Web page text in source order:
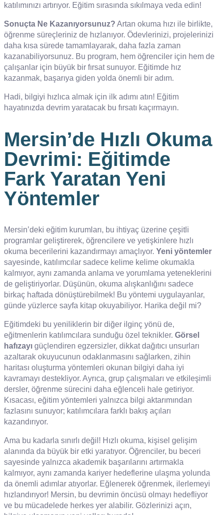
katılımınızı artırıyor. Eğitim sırasında sıkılmaya veda edin!
Sonuçta Ne Kazanıyorsunuz? Artan okuma hızı ile birlikte,
öğrenme süreçleriniz de hızlanıyor. Ödevlerinizi, projelerinizi
daha kısa sürede tamamlayarak, daha fazla zaman
kazanabiliyorsunuz. Bu program, hem öğrenciler için hem de
çalışanlar için büyük bir fırsat sunuyor. Eğitimde hız
kazanmak, başarıya giden yolda önemli bir adım.
Hadi, bilgiyi hızlıca almak için ilk adımı atın! Eğitim
hayatınızda devrim yaratacak bu fırsatı kaçırmayın.
Mersin’de Hızlı Okuma
Devrimi: Eğitimde
Fark Yaratan Yeni
Yöntemler
Mersin’deki eğitim kurumları, bu ihtiyaç üzerine çeşitli
programlar geliştirerek, öğrencilere ve yetişkinlere hızlı
okuma becerilerini kazandırmayı amaçlıyor. Yeni yöntemler
sayesinde, katılımcılar sadece kelime kelime okumakla
kalmıyor, aynı zamanda anlama ve yorumlama yeteneklerini
de geliştiriyorlar. Düşünün, okuma alışkanlığını sadece
birkaç haftada dönüştürebilmek! Bu yöntemi uygulayanlar,
günde yüzlerce sayfa kitap okuyabiliyor. Harika değil mi?
Eğitimdeki bu yeniliklerin bir diğer ilginç yönü de,
eğitmenlerin katılımcılara sunduğu özel teknikler. Görsel
hafızayı güçlendiren egzersizler, dikkat dağıtıcı unsurları
azaltarak okuyucunun odaklanmasını sağlarken, zihin
haritası oluşturma yöntemleri okunan bilgiyi daha iyi
kavramayı destekliyor. Ayrıca, grup çalışmaları ve etkileşimli
dersler, öğrenme sürecini daha eğlenceli hale getiriyor.
Kısacası, eğitim yöntemleri yalnızca bilgi aktarımından
fazlasını sunuyor; katılımcılara farklı bakış açıları
kazandırıyor.
Ama bu kadarla sınırlı değil! Hızlı okuma, kişisel gelişim
alanında da büyük bir etki yaratıyor. Öğrenciler, bu beceri
sayesinde yalnızca akademik başarılarını artırmakla
kalmıyor, aynı zamanda kariyer hedeflerine ulaşma yolunda
da önemli adımlar atıyorlar. Eğlenerek öğrenmek, ilerlemeyi
hızlandırıyor! Mersin, bu devrimin öncüsü olmayı hedefliyor
ve bu mücadelede herkes yer alabilir. Gözlerinizi açın,